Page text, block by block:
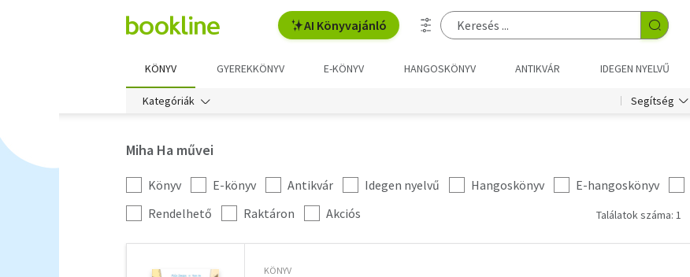
AI Könyvajánló
KÖNYV GYEREKKÖNYV E-KÖNYV HANGOSKÖNYV ANTIKVÁR IDEGEN NYELVŰ
Kategóriák Segítség
Miha Ha művei
Kategória
szűrés
Könyv E-könyv Antikvár Idegen nyelvű Hangoskönyv E-hangoskönyv
További
szűrők
Rendelhető Raktáron Akciós Találatok száma: 1
KÖNYV